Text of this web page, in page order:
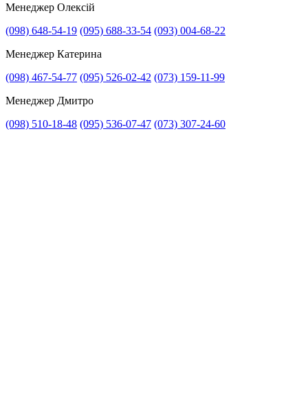
Менеджер Олексій
(098) 648-54-19 (095) 688-33-54 (093) 004-68-22
Менеджер Катерина
(098) 467-54-77 (095) 526-02-42 (073) 159-11-99
Менеджер Дмитро
(098) 510-18-48 (095) 536-07-47 (073) 307-24-60